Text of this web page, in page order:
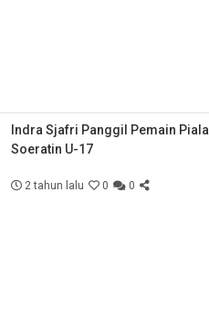
Indra Sjafri Panggil Pemain Piala
Soeratin U-17
2 tahun lalu 0 0